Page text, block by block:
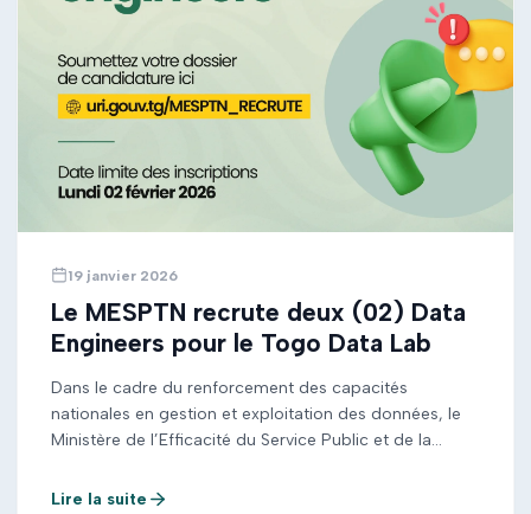
19 janvier 2026
Le MESPTN recrute deux (02) Data
Engineers pour le Togo Data Lab
Dans le cadre du renforcement des capacités
nationales en gestion et exploitation des données, le
Ministère de l’Efficacité du Service Public et de la
candidatures pour le recrutement de deux (02) Data
Lire la suite